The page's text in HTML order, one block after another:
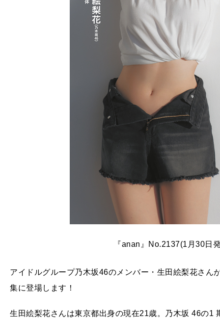
『anan』No.2137(1月30日
アイドルグループ乃木坂46のメンバー・生田絵梨花さ
集に登場します！
生田絵梨花さんは東京都出身の現在21歳。乃木坂 46の1